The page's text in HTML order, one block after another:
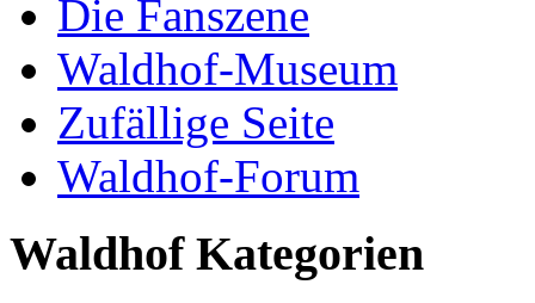
Die Fanszene
Waldhof-Museum
Zufällige Seite
Waldhof-Forum
Waldhof Kategorien